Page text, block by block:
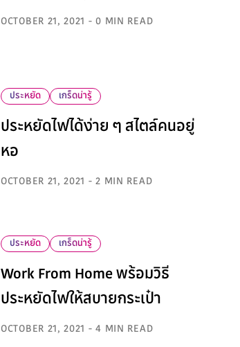
OCTOBER 21, 2021 - 0 MIN READ
ประหยัด เกร็ดน่ารู้
ประหยัดไฟได้ง่าย ๆ สไตล์คนอยู่
หอ
OCTOBER 21, 2021 - 2 MIN READ
ประหยัด เกร็ดน่ารู้
Work From Home พร้อมวิธี
ประหยัดไฟให้สบายกระเป๋า
OCTOBER 21, 2021 - 4 MIN READ